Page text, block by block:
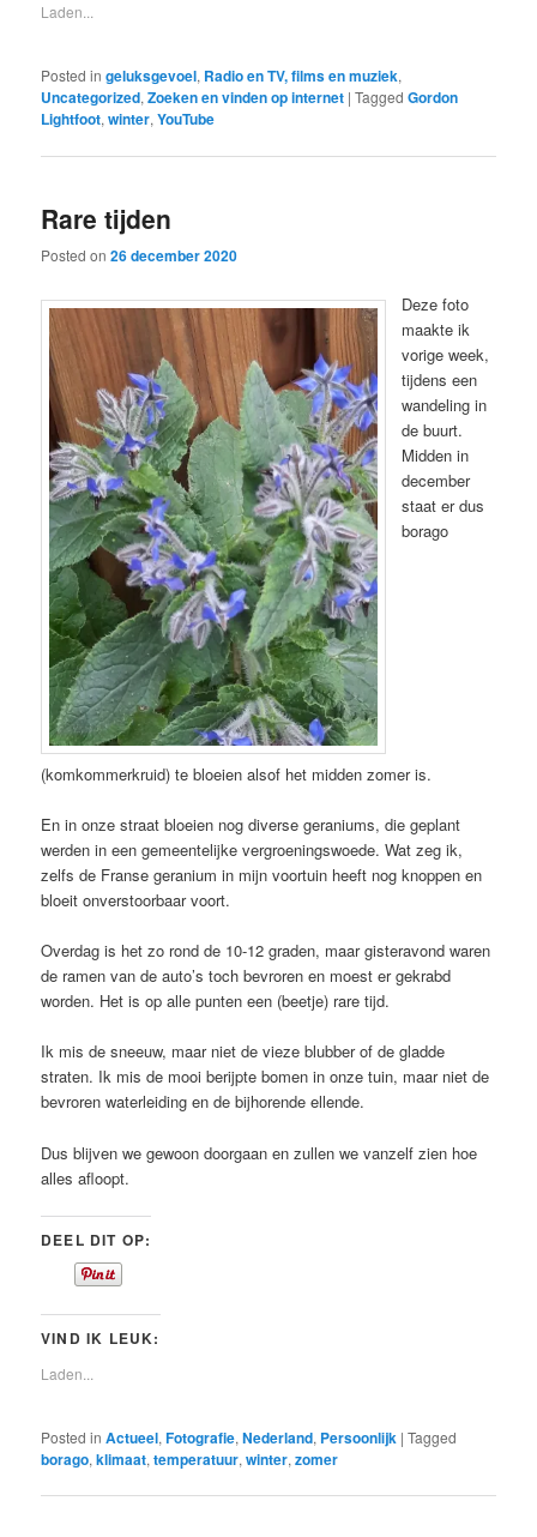
Laden...
Posted in geluksgevoel, Radio en TV, films en muziek,
Uncategorized,Zoeken en vinden op internet |Tagged Gordon
Lightfoot,winter,YouTube
Rare tijden
Posted on26 december 2020
Deze foto
maakte ik
vorige week,
tijdens een
wandeling in
de buurt.
Midden in
december
staat er dus
borago
(komkommerkruid) te bloeien alsof het midden zomer is.
En in onze straat bloeien nog diverse geraniums, die geplant
werden in een gemeentelijke vergroeningswoede. Wat zeg ik,
zelfs de Franse geranium in mijn voortuin heeft nog knoppen en
bloeit onverstoorbaar voort.
Overdag is het zo rond de 10-12 graden, maar gisteravond waren
de ramen van de auto’s toch bevroren en moest er gekrabd
worden. Het is op alle punten een (beetje) rare tijd.
Ik mis de sneeuw, maar niet de vieze blubber of de gladde
straten. Ik mis de mooi berijpte bomen in onze tuin, maar niet de
bevroren waterleiding en de bijhorende ellende.
Dus blijven we gewoon doorgaan en zullen we vanzelf zien hoe
alles afloopt.
DEEL DIT OP:
VIND IK LEUK:
Laden...
Posted in Actueel,Fotografie,Nederland, Persoonlijk |Tagged
borago,klimaat,temperatuur,winter,zomer